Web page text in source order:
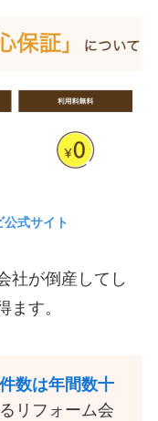
公式サイト
社が倒産してし
ます。
数は年間数十
リフォーム会